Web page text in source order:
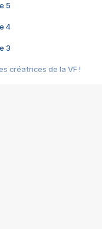
5
4
3
créatrices de la VF !